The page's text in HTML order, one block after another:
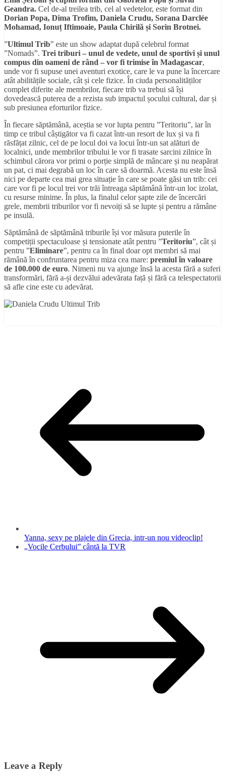
Geandra. Cel de-al treilea trib, cel al vedetelor, este format din
Dorian Popa, Dima Trofim, Daniela Crudu, Sorana Darclée
Mohamad, Ionuț Iftimoaie, Paula Chirilă și Sorin Brotnei.
”Ultimul Trib” este un show adaptat după celebrul format
”Nomads”. Trei triburi – unul de vedete, unul de sportivi și unul
compus din oameni de rând – vor fi trimiseîn Madagascar,
unde vor fi supuse unei aventuri exotice, care le va pune la încercare
atât abilitățile sociale, cât și cele fizice. În ciuda personalităților
complet diferite ale membrilor, fiecare trib va trebui să își
dovedească puterea de a rezista sub impactul șocului cultural, dar și
sub presiunea eforturilor fizice.
În fiecare săptămână, aceștia se vor lupta pentru ”Teritoriu”, iar în
timp ce tribul câștigător va fi cazat într-un resort de lux și va fi
răsfățat zilnic, cel de pe locul doi va locui într-un sat alături de
localnici, unde membrilor tribului le vor fi trasate sarcini zilnice în
schimbul cărora vor primi o porție simplă de mâncare și nu neapărat
un pat, ci mai degrabă un loc în care să doarmă. Acesta nu este însă
nici pe departe cea mai grea situație în care se poate găsi un trib: cei
care vor fi pe locul trei vor trăi întreaga săptămână într-un loc izolat,
cu resurse minime. În plus, la finalul celor șapte zile de încercări
grele, membrii triburilor vor fi nevoiți să se lupte și pentru a rămâne
pe insulă.
Săptămână de săptămână triburile își vor măsura puterile în
competiții spectaculoase și tensionate atât pentru ”Teritoriu”, cât și
pentru ”Eliminare”, pentru ca în final doar opt membri să mai
rămână în confruntarea pentru miza cea mare: premiul în valoare
de 100.000 de euro. Nimeni nu va ajunge însă la acesta fără a suferi
transformări, fără a-și dezvălui adevărata față și fără ca telespectatorii
să afle cine este cu adevărat.
Yanna, sexy pe plajele din Grecia, intr-un nou videoclip!
„Vocile Cerbului” cântă la TVR
Leave a Reply